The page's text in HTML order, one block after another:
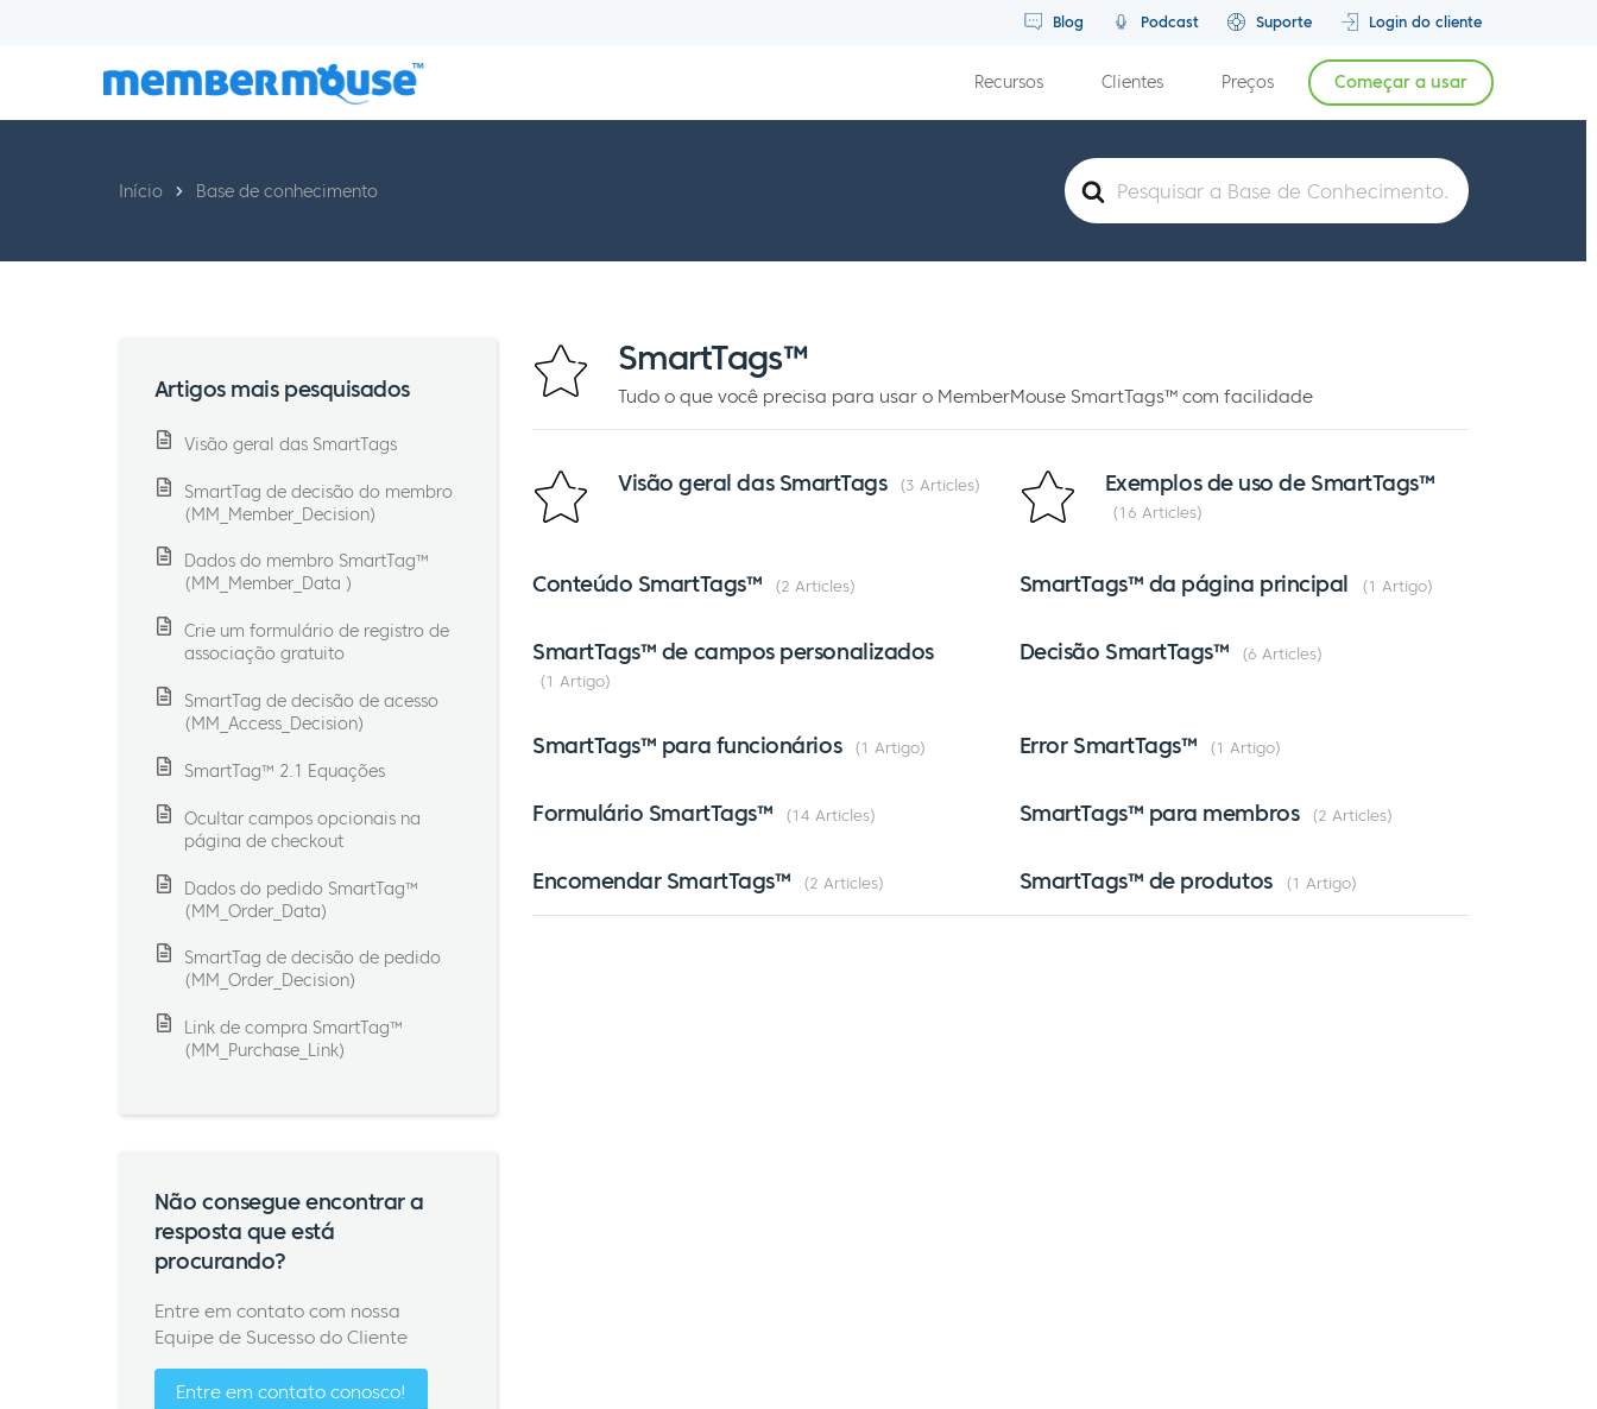
Blog Podcast Suporte Login do cliente
Recursos Clientes Preços Começar a usar
Pesquisar
por
Início Base de conhecimento
SmartTags™
Tudo o que você precisa para usar o MemberMouse SmartTags™ com facilidade
Visão geral das SmartTags 3 Articles Exemplos de uso de SmartTags™
16 Articles
Conteúdo SmartTags™ 2 Articles SmartTags™ da página principal 1 Artigo
SmartTags™ de campos personalizados
1 Artigo
Decisão SmartTags™ 6 Articles
SmartTags™ para funcionários 1 Artigo Error SmartTags™ 1 Artigo
Formulário SmartTags™ 14 Articles SmartTags™ para membros 2 Articles
Encomendar SmartTags™ 2 Articles SmartTags™ de produtos 1 Artigo
Artigos mais pesquisados
Visão geral das SmartTags
SmartTag de decisão do membro
(MM_Member_Decision)
Dados do membro SmartTag™
(MM_Member_Data )
Crie um formulário de registro de
associação gratuito
SmartTag de decisão de acesso
(MM_Access_Decision)
SmartTag™ 2.1 Equações
Ocultar campos opcionais na
página de checkout
Dados do pedido SmartTag™
(MM_Order_Data)
SmartTag de decisão de pedido
(MM_Order_Decision)
Link de compra SmartTag™
(MM_Purchase_Link)
Não consegue encontrar a
resposta que está
procurando?
Entre em contato com nossa
Equipe de Sucesso do Cliente
Entre em contato conosco!